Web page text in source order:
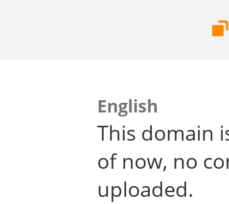
English
This domain
of now, no
uploaded.